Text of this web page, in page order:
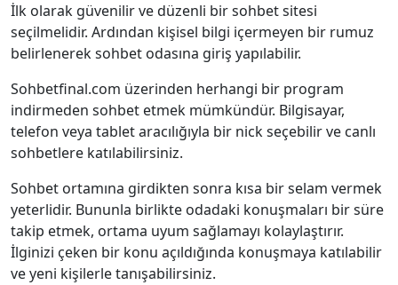
İlk olarak güvenilir ve düzenli bir sohbet sitesi
seçilmelidir. Ardından kişisel bilgi içermeyen bir rumuz
belirlenerek sohbet odasına giriş yapılabilir.
Sohbetfinal.com üzerinden herhangi bir program
indirmeden sohbet etmek mümkündür. Bilgisayar,
telefon veya tablet aracılığıyla bir nick seçebilir ve canlı
sohbetlere katılabilirsiniz.
Sohbet ortamına girdikten sonra kısa bir selam vermek
yeterlidir. Bununla birlikte odadaki konuşmaları bir süre
takip etmek, ortama uyum sağlamayı kolaylaştırır.
İlginizi çeken bir konu açıldığında konuşmaya katılabilir
ve yeni kişilerle tanışabilirsiniz.